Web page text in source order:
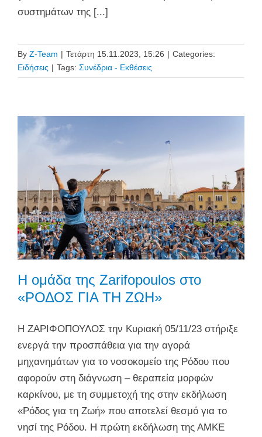
συστημάτων της [...]
By Z-Team | Τετάρτη 15.11.2023, 15:26 | Categories:
Ειδήσεις | Tags: Συνέδρια - Εκθέσεις
Η ομάδα της Zarifopoulos στο
«ΡΟΔΟΣ ΓΙΑ ΤΗ ΖΩΗ»
H ΖΑΡΙΦΟΠΟΥΛΟΣ την Κυριακή 05/11/23 στήριξε
ενεργά την προσπάθεια για την αγορά
μηχανημάτων για το νοσοκομείο της Ρόδου που
αφορούν στη διάγνωση – θεραπεία μορφών
καρκίνου, με τη συμμετοχή της στην εκδήλωση
«Ρόδος για τη Ζωή» που αποτελεί θεσμό για το
νησί της Ρόδου. Η πρώτη εκδήλωση της ΑΜΚΕ